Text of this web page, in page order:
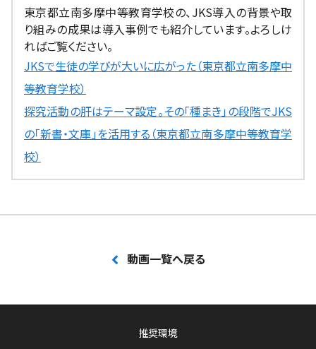
東京都立南多摩中等教育学校の、JKS導入の背景や取
り組みの成果は導入事例でも紹介しています。よろしけ
ればご覧ください。
JKSで生徒の学びが大いに広がった（東京都立南多摩中
等教育学校）
探究活動の肝はテーマ設定。その「種まき」の段階でJKS
の「新書・文庫」を活用する（東京都立南多摩中等教育学
校）
動画一覧へ戻る
推奨環境